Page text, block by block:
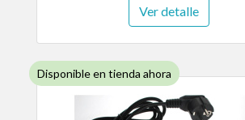
Ver detalle
Disponible en tienda ahora